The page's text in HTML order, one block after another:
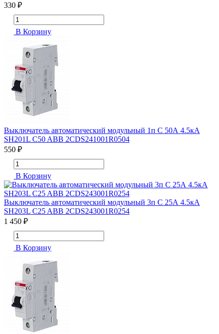
330 ₽
В Корзину
Выключатель автоматический модульный 1п C 50А 4.5кА
SH201L C50 ABB 2CDS241001R0504
550 ₽
В Корзину
Выключатель автоматический модульный 3п C 25А 4.5кА
SH203L C25 ABB 2CDS243001R0254
1 450 ₽
В Корзину